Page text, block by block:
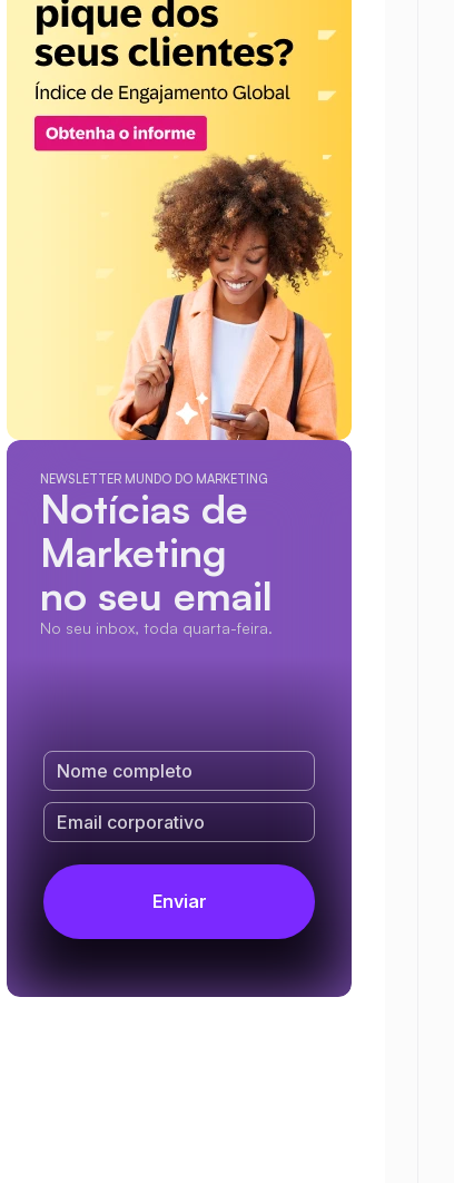
NEWSLETTER MUNDO DO MARKETING
Notícias de
Marketing
no seu email
No seu inbox, toda quarta-feira.